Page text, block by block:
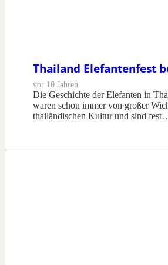
Thailand Elefantenfest
vor 10 Jahren
Die Geschichte der Elefanten in
waren schon immer von großer
thailändischen Kultur und sind